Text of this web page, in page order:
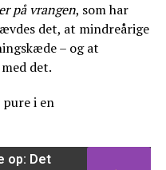
på vrangen, som har
det, at mindreårige
– og at
det.
i en
op: Det